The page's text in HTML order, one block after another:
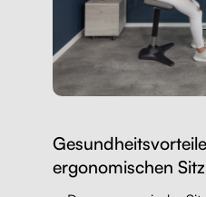
ergonomischen